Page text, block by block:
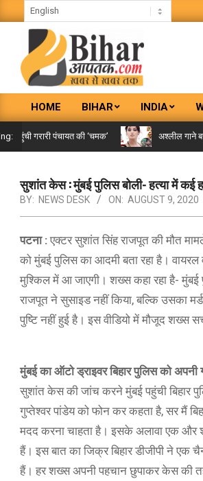
to
BIHAR
AAPTAK
Primary
Navigation
Menu
HOME BIHAR INDIA
गरारी पंचायत की ‘चमक’ अश्लील गाने बजाने
सुशांत केस : मुंबई पुलिस बोली- हत्या में कई
BY: NEWS DESK ON: AUGUST 9, 2020
पटना : एक्टर सुशांत सिंह राजपूत की मौत
को मुंबई पुलिस का आदमी बता रहा है।
मुश्किल में आ जाएगी। शख्स कहा रहा है-
राजपूत ने सुसाइड नहीं किया, बल्कि उसका
पुष्टि नहीं हुई है। इस वीडियो में मौजूद शख्स
मुंबई का ऑटो ड्राइवर बिहार पुलिस को अपनी
सुशांत केस की जांच करने मुंबई पहुंची बिहार
गुप्तेश्वर पांडेय को फोन कर कहता है, सर मैं
मदद करना चाहता है। इसके अलावा एक और
हैं। इस बात का जिक्र बिहार डीजीपी ने
हैं। हर शख्स अपनी पहचान छुपाकर केस की